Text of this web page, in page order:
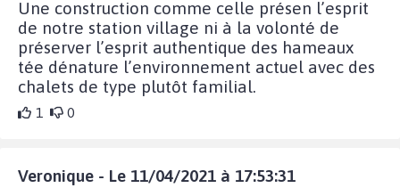
Une construction comme celle présen l’esprit
de notre station village ni à la volonté de
préserver l’esprit authentique des hameaux
tée dénature l’environnement actuel avec des
chalets de type plutôt familial.
1 0
Veronique - Le 11/04/2021 à 17:53:31